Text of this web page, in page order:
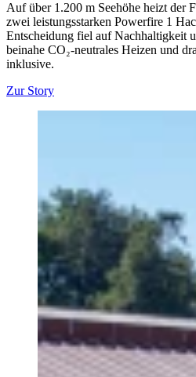
Auf über 1.200 m Seehöhe heizt der
zwei leistungsstarken Powerfire 1
Entscheidung fiel auf Nachhaltigkeit
beinahe CO₂-neutrales Heizen und
inklusive.
Zur Story